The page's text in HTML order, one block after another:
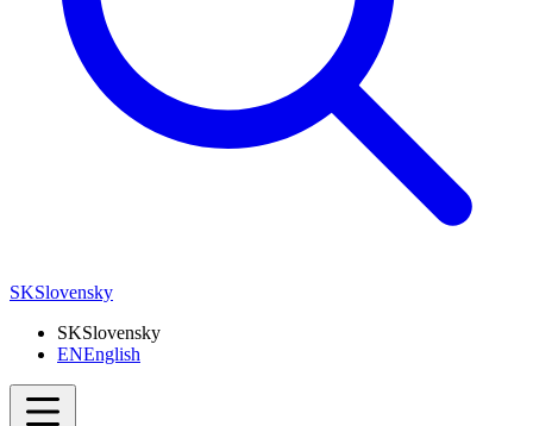
SKSlovensky
SKSlovensky
ENEnglish